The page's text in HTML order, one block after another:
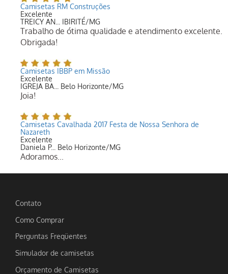
Camisetas RM Construções
Excelente
TREICY AN... IBIRITÉ/MG
Trabalho de ótima qualidade e atendimento excelente.
Obrigada!
Camisetas IBBP em Missão
Excelente
IGREJA BA... Belo Horizonte/MG
Joia!
Camisetas Cavalhada 2017 Festa de Nossa Senhora de
Nazareth
Excelente
Daniela P... Belo Horizonte/MG
Adoramos...
Contato
Como Comprar
Perguntas Freqüentes
Simulador de camisetas
Orçamento de Camisetas